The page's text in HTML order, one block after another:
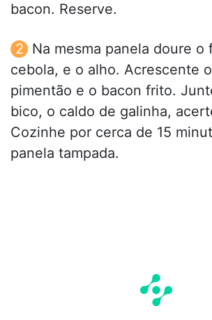
bacon. Reserve.
Na mesma panela doure o
cebola, e o alho. Acrescente
pimentão e o bacon frito.
bico, o caldo de galinha,
Cozinhe por cerca de 15
panela tampada.